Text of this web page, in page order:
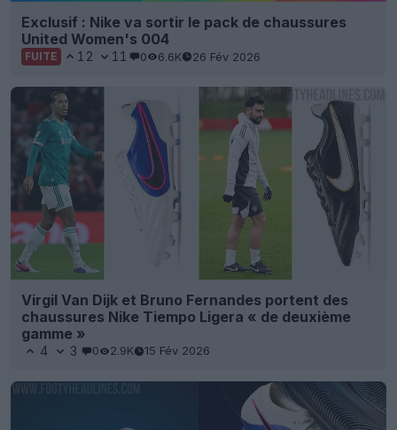
Exclusif : Nike va sortir le pack de chaussures
United Women's 004
FUITE 12 11 0 6.6K 26 Fév 2026
Virgil Van Dijk et Bruno Fernandes portent des
chaussures Nike Tiempo Ligera « de deuxième
gamme »
4 3 0 2.9K 15 Fév 2026